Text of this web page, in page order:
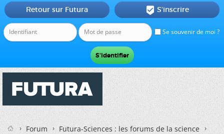
Se souvenir de moi ?
Retour sur Futura  S'inscrire
Forum
Futura-Sciences : les forums de la science